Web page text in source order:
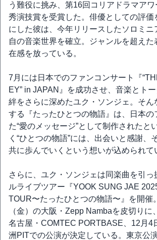
う難役に挑み、第16回コリアドラマア
秀演技賞を受賞した。俳優としての評価
にした彼は、今年リリースしたソロミニ
自の音楽世界を確立。ジャンルを超えた
在感を放っている。
7月には日本でのファンコンサート『
EY” in JAPAN』を成功させ、音楽とト
絆をさらに深めたユク・ソンジェ。そん
する『たったひとつの物語』は、日本の
た“愛のメッセージ”として制作されたと
く“ひとつの物語”には、出会いと感謝、
共に歩んでいくという想いが込められて
さらに、ユク・ソンジェは同楽曲を引っ
ルライブツアー『YOOK SUNG JAE
TOUR〜たったひとつの物語〜』を開催
（金）の大阪・Zepp Nambaを皮切りに
名古屋・COMTEC PORTBASE、12月4
洲PITでの公演が決定している。東京公